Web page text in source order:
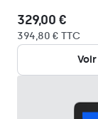
329,00 €
394,80 € TTC
Voir